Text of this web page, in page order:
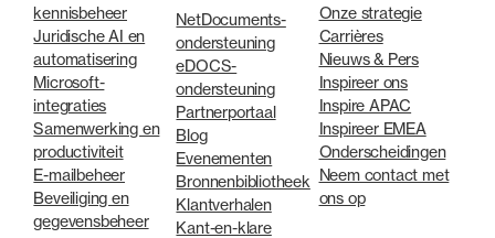
kennisbeheer
Juridische AI en
automatisering
Microsoft-
integraties
Samenwerking en
productiviteit
E-mailbeheer
Beveiliging en
gegevensbeheer
NetDocuments-
ondersteuning
eDOCS-
ondersteuning
Partnerportaal
Blog
Evenementen
Bronnenbibliotheek
Klantverhalen
Kant-en-klare
Onze strategie
Carrières
Nieuws & Pers
Inspireer ons
Inspire APAC
Inspireer EMEA
Onderscheidingen
Neem contact met
ons op